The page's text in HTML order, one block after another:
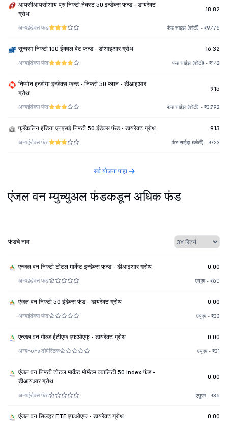
आयसीआयसीआय प्रु निफ्टी नेक्स्ट 50 इन्डेक्स फन्ड - डायरेक्ट
ग्रोथ
18.82
अन्यइंडेक्स फंड फंड साईझ (कोटी) - ₹9,476
सुन्दरम निफ्टी 100 ईक्वल वेट फन्ड - डीआइआर ग्रोथ 16.32
अन्यइंडेक्स फंड फंड साईझ (कोटी) - ₹142
निप्पोन इन्डीया इन्डेक्स फन्ड - निफ्टी 50 प्लान - डीआइआर
ग्रोथ
9.15
अन्यइंडेक्स फंड फंड साईझ (कोटी) - ₹3,792
फ्रँकलिन इंडिया एनएसई निफ्टी 50 इंडेक्स फंड - डायरेक्ट ग्रोथ 9.13
अन्यइंडेक्स फंड फंड साईझ (कोटी) - ₹723
सर्व योजना पाहा
एंजल वन म्युच्युअल फंडकडून अधिक फंड
फंडचे नाव
एन्जल वन निफ्टी टोटल मार्केट इन्डेक्स फन्ड - डीआइआर ग्रोथ 0.00
अन्यइंडेक्स फंड एयूएम - ₹60
एंजल वन निफ्टी 50 इंडेक्स फंड - डायरेक्ट ग्रोथ 0.00
अन्यइंडेक्स फंड एयूएम - ₹33
एन्जल वन गोल्ड ईटीएफ एफओएफ् - डायरेक्ट ग्रोथ 0.00
अन्यFoFs डोमेस्टिक एयूएम - ₹31
एंजल वन निफ्टी टोटल मार्केट मोमेंटम क्वालिटी 50 Index फंड -
डीआयआर ग्रोथ
0.00
अन्यइंडेक्स फंड एयूएम - ₹36
एंजल वन सिल्व्हर ETF एफओएफ - डायरेक्ट ग्रोथ 0.00